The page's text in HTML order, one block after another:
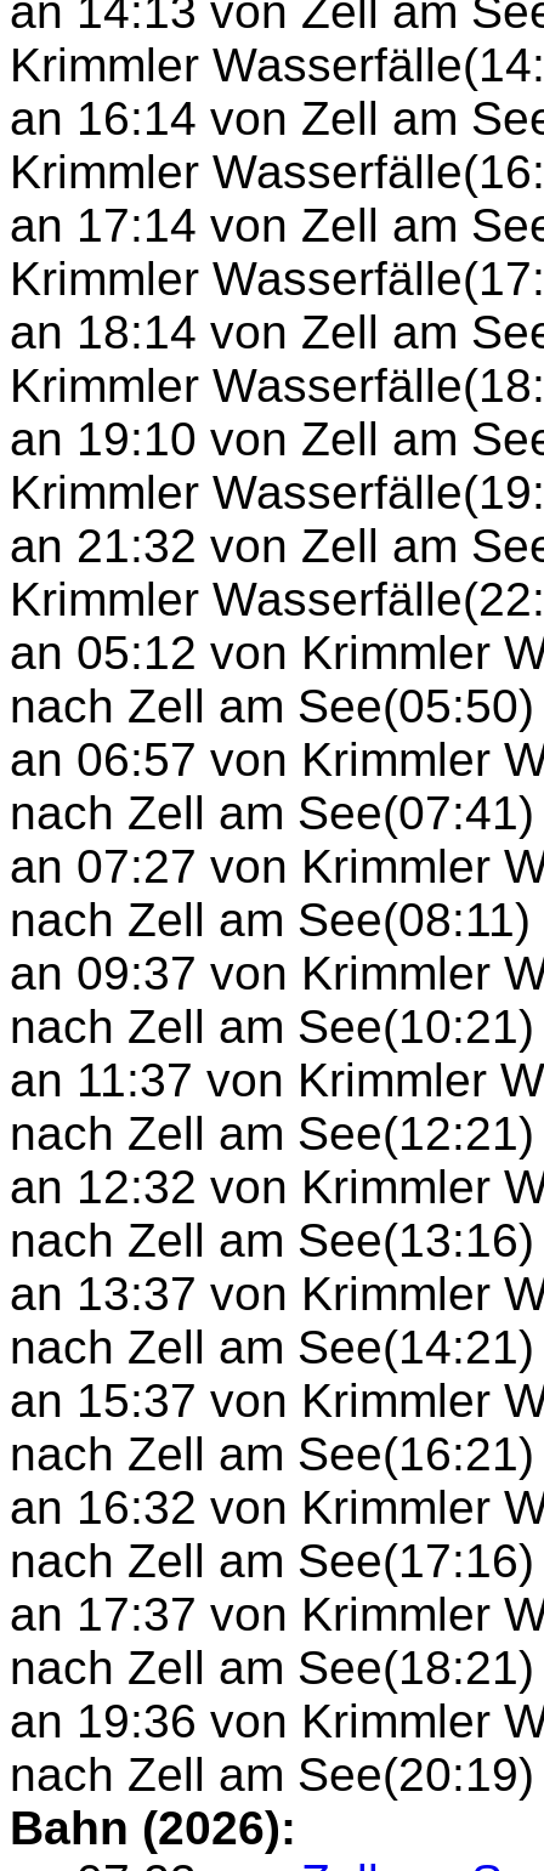
an 14:13 von Zell am
Krimmler
an 16:14 von Zell am
Krimmler
an 17:14 von Zell am
Krimmler
an 18:14 von Zell am
Krimmler
an 19:10 von Zell am
Krimmler
an 21:32 von Zell am
Krimmler
an 05:12 von Krimmler
nach Zell am
an 06:57 von Krimmler
nach Zell am
an 07:27 von Krimmler
nach Zell am See(08:11)
an 09:37 von Krimmler
nach Zell am
an 11:37 von Krimmler
nach Zell am
an 12:32 von Krimmler
nach Zell am
an 13:37 von Krimmler
nach Zell am
an 15:37 von Krimmler
nach Zell am
an 16:32 von Krimmler
nach Zell am
an 17:37 von Krimmler
nach Zell am
an 19:36 von Krimmler
nach Zell am
Bahn (2026):